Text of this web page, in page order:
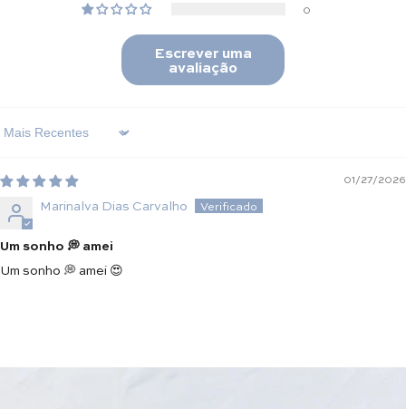
0
Escrever uma
avaliação
Sort By
01/27/2026
Marinalva Dias Carvalho
Um sonho 💭 amei
Um sonho 💭 amei 😍